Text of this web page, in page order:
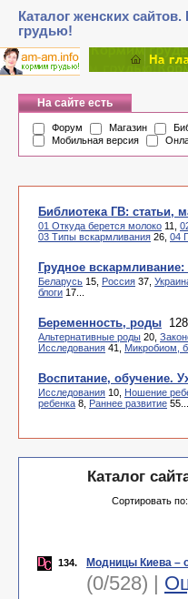
Каталог женских
грудью!
На сайте есть
Форум Магазин
Мобильная версия
Библиотека ГВ: статьи,
01 Откуда берется молоко 11,
03 Типы вскармливания 26, 04
Грудное
Беларусь 15, Россия 37,
блоги 17...
Беременность, роды 128
Альтернативные роды 20,
Исследования 41, Микробиом,
Воспитание, обучение.
Исследования 10, Ношение
ребенка 8, Раннее развитие 55...
Каталог
Сортировать по:
134. Модницы Киева –
(0/528) |